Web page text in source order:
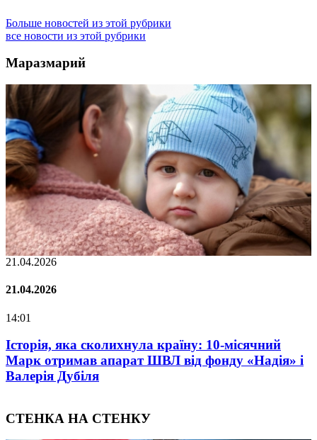
Больше новостей из этой рубрики
все новости из этой рубрики
Маразмарий
21.04.2026
21.04.2026
14:01
Історія, яка сколихнула країну: 10-місячний
Марк отримав апарат ШВЛ від фонду «Надія» і
Валерія Дубіля
СТЕНКА НА СТЕНКУ